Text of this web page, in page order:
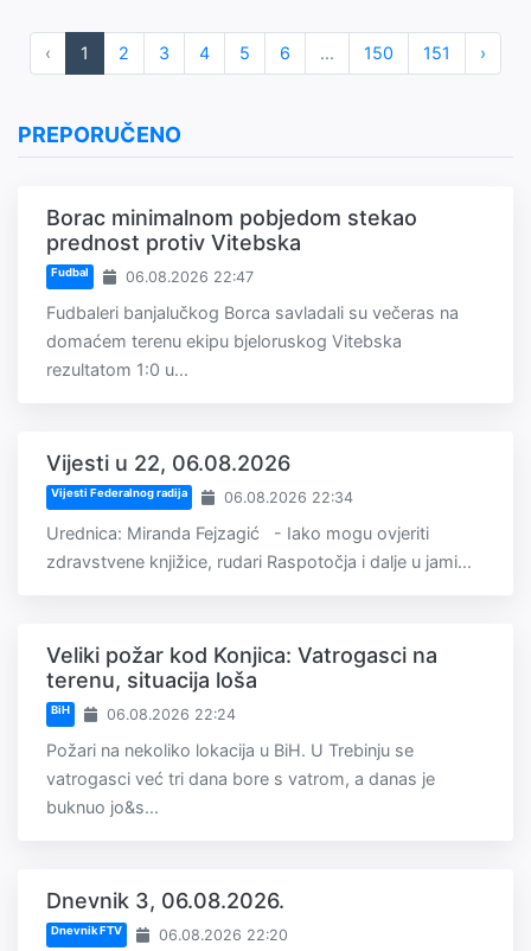
‹ 1 2 3 4 5 6 ... 150 151 ›
PREPORUČENO
Borac minimalnom pobjedom stekao
prednost protiv Vitebska
Fudbal 06.08.2026 22:47
Fudbaleri banjalučkog Borca savladali su večeras na
domaćem terenu ekipu bjeloruskog Vitebska
rezultatom 1:0 u...
Vijesti u 22, 06.08.2026
Vijesti Federalnog radija 06.08.2026 22:34
Urednica: Miranda Fejzagić - Iako mogu ovjeriti
zdravstvene knjižice, rudari Raspotočja i dalje u jami...
Veliki požar kod Konjica: Vatrogasci na
terenu, situacija loša
BiH 06.08.2026 22:24
Požari na nekoliko lokacija u BiH. U Trebinju se
vatrogasci već tri dana bore s vatrom, a danas je
buknuo jo&s...
Dnevnik 3, 06.08.2026.
Dnevnik FTV 06.08.2026 22:20